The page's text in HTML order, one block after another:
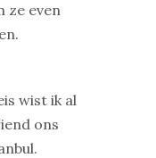
ze even
wist ik al
ons